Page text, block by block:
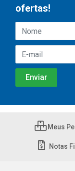
ofertas!
Meus
Notas